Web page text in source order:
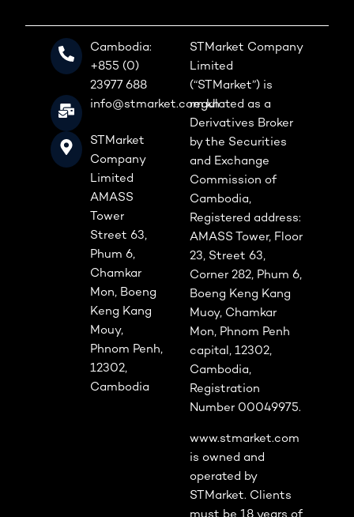
Cambodia:
+855 (0)
23977 688
info@stmarket.com.kh
STMarket
Company
Limited
AMASS
Tower
Street 63,
Phum 6,
Chamkar
Mon, Boeng
Keng Kang
Mouy,
Phnom Penh,
12302,
Cambodia
STMarket Company
Limited
(“STMarket”) is
regulated as a
Derivatives Broker
by the Securities
and Exchange
Commission of
Cambodia,
Registered address:
AMASS Tower, Floor
23, Street 63,
Corner 282, Phum 6,
Boeng Keng Kang
Muoy, Chamkar
Mon, Phnom Penh
capital, 12302,
Cambodia,
Registration
Number 00049975.
www.stmarket.com
is owned and
operated by
STMarket. Clients
must be 18 years of